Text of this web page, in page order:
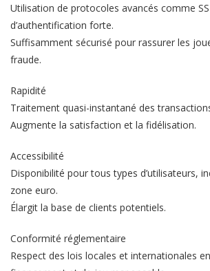
Utilisation de protocoles avancés comme
d’authentification forte.
Suffisamment sécurisé pour rassurer les
fraude.
Rapidité
Traitement quasi-instantané des
Augmente la satisfaction et la fidélisation.
Accessibilité
Disponibilité pour tous types d’utilisateurs,
zone euro.
Élargit la base de clients potentiels.
Conformité réglementaire
Respect des lois locales et internationales